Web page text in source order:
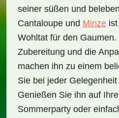
seiner süßen und
Cantaloupe und Minzeist
Wohltat für den
Zubereitung und die
machen ihn zu einem
Sie bei jeder
Genießen Sie ihn auf
Sommerparty oder